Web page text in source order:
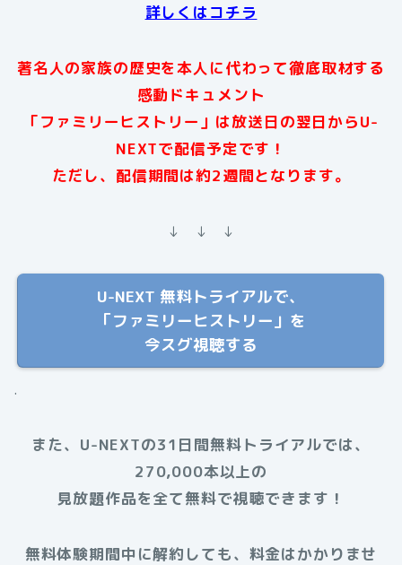
詳しくはコチラ
著名人の家族の歴史を本人に代わって徹底取材する
感動ドキュメント
「ファミリーヒストリー」は放送日の翌日からU-
NEXTで配信予定です！
ただし、配信期間は約2週間となります。
↓ ↓ ↓
U-NEXT 無料トライアルで、
「ファミリーヒストリー」を
今スグ視聴する
.
また、U-NEXTの31日間無料トライアルでは、
270,000本以上の
見放題作品を全て無料で視聴できます！
無料体験期間中に解約しても、料金はかかりませ